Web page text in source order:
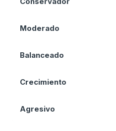
Moderado
Balanceado
Crecimiento
Agresivo